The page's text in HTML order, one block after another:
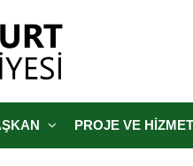
PROJE VE